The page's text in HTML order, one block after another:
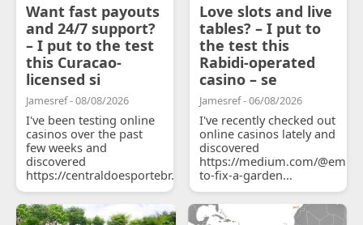
Want fast payouts
and 24/7 support?
– I put to the test
this Curacao-
licensed si
Jamesref - 08/08/2026
I've been testing online
casinos over the past
few weeks and
discovered
https://centraldoesportebr.substack.com/p/cucure...
Love slots and live
tables? – I put to
the test this
Rabidi-operated
casino – se
Jamesref - 06/08/2026
I've recently checked out
online casinos lately and
discovered
https://medium.com/
to-fix-a-garden...